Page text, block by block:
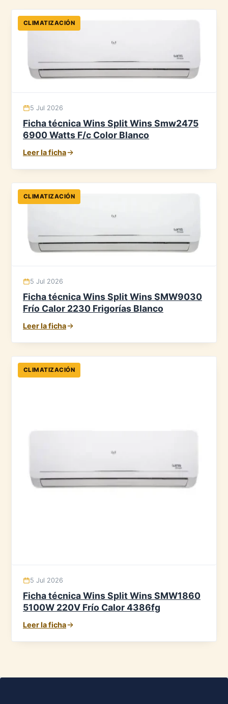
CLIMATIZACIÓN
5 Jul 2026
Ficha técnica Wins Split Wins Smw2475
6900 Watts F/c Color Blanco
Leer la ficha
CLIMATIZACIÓN
5 Jul 2026
Ficha técnica Wins Split Wins SMW9030
Frío Calor 2230 Frigorías Blanco
Leer la ficha
CLIMATIZACIÓN
5 Jul 2026
Ficha técnica Wins Split Wins SMW1860
5100W 220V Frío Calor 4386fg
Leer la ficha